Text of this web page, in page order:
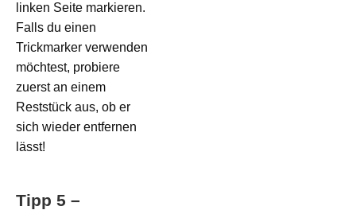
linken Seite markieren.
Falls du einen
Trickmarker verwenden
möchtest, probiere
zuerst an einem
Reststück aus, ob er
sich wieder entfernen
lässt!
Tipp 5 –